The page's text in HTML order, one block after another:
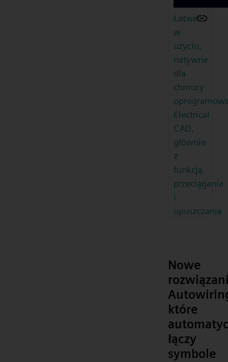
Łatwe
w
użyciu,
natywne
dla
chmury
Electrical
CAD,
głównie
z
funkcją
przeciągania
i
upuszczania
Nowe
które
łączy
symbole